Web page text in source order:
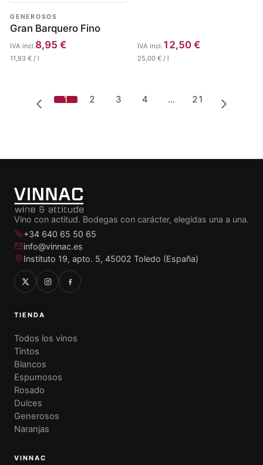
GENEROSOS
Gran Barquero Fino
8,95 €
IVA incl.
11,93 € / l
12,50€
IVA incl.
25,00€/ l
1 2 3 4 … 21
Vino con actitud. Bodegas con carácter, elegidas una a una.
+34 640 65 50 65
info@vinnac.es
Instituto 19, apto. 5, 45002 Toledo (España)
TIENDA
Todos los vinos
Tintos
Blancos
Espumosos
Rosado
Dulces
Generosos
Naranjas
VINNAC